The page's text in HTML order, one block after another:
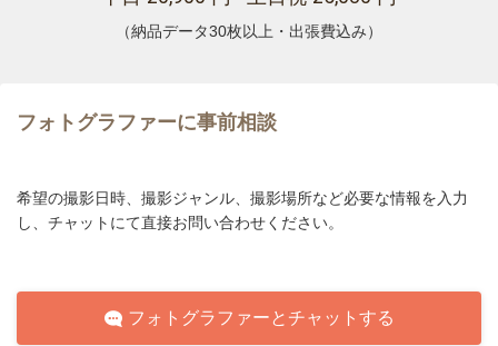
（納品データ30枚以上・出張費込み）
フォトグラファーに事前相談
希望の撮影日時、撮影ジャンル、撮影場所など必要な情報を入力
し、チャットにて直接お問い合わせください。
フォトグラファーとチャットする